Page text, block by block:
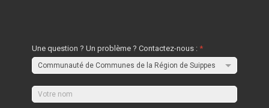
Une question ? Un problème ? Contactez-nous :*